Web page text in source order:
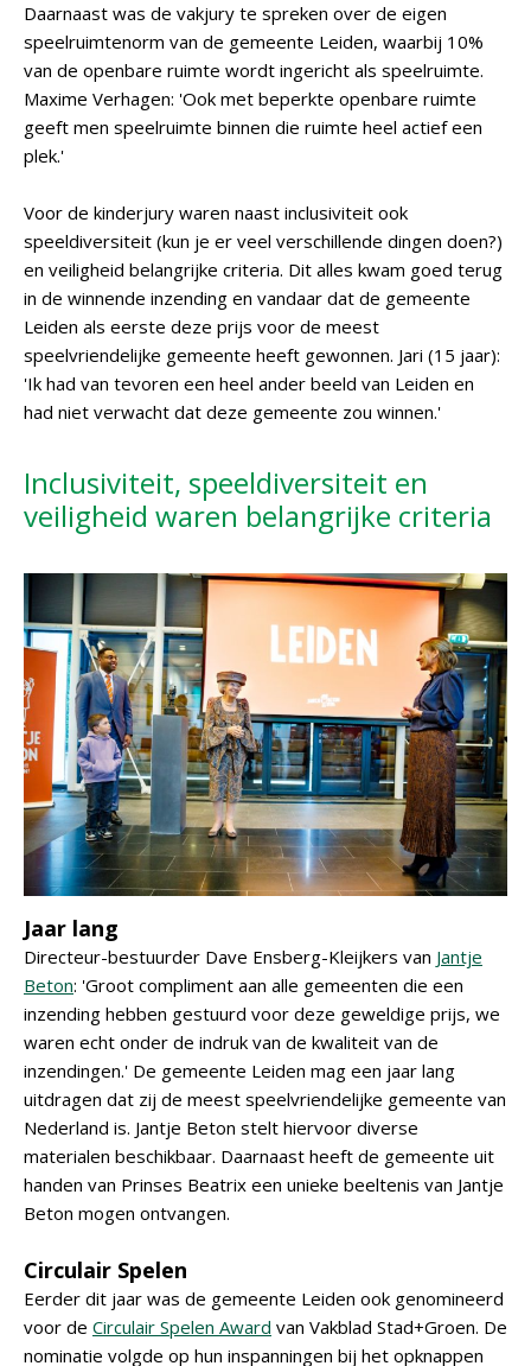
Daarnaast was de vakjury te spreken over de eigen
speelruimtenorm van de gemeente Leiden, waarbij 10%
van de openbare ruimte wordt ingericht als speelruimte.
Maxime Verhagen: 'Ook met beperkte openbare ruimte
geeft men speelruimte binnen die ruimte heel actief een
plek.'
Voor de kinderjury waren naast inclusiviteit ook
speeldiversiteit (kun je er veel verschillende dingen doen?)
en veiligheid belangrijke criteria. Dit alles kwam goed terug
in de winnende inzending en vandaar dat de gemeente
Leiden als eerste deze prijs voor de meest
speelvriendelijke gemeente heeft gewonnen. Jari (15 jaar):
'Ik had van tevoren een heel ander beeld van Leiden en
had niet verwacht dat deze gemeente zou winnen.'
Inclusiviteit, speeldiversiteit en
veiligheid waren belangrijke criteria
Jaar lang
Directeur-bestuurder Dave Ensberg-Kleijkers van Jantje
Beton: 'Groot compliment aan alle gemeenten die een
inzending hebben gestuurd voor deze geweldige prijs, we
waren echt onder de indruk van de kwaliteit van de
inzendingen.' De gemeente Leiden mag een jaar lang
uitdragen dat zij de meest speelvriendelijke gemeente van
Nederland is. Jantje Beton stelt hiervoor diverse
materialen beschikbaar. Daarnaast heeft de gemeente uit
handen van Prinses Beatrix een unieke beeltenis van Jantje
Beton mogen ontvangen.
Circulair Spelen
Eerder dit jaar was de gemeente Leiden ook genomineerd
voor de Circulair Spelen Award van Vakblad Stad+Groen. De
nominatie volgde op hun inspanningen bij het opknappen